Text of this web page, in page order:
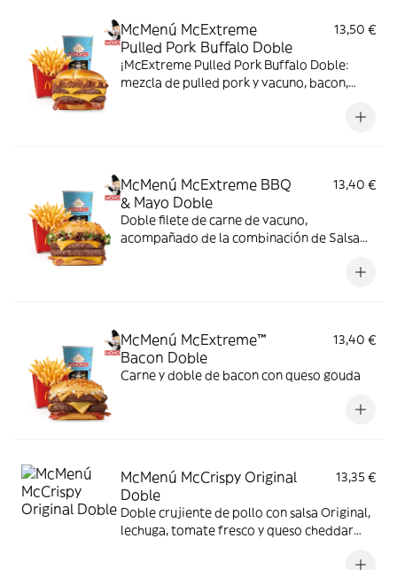
McMenú McExtreme
Pulled Pork Buffalo Doble
13,50 €
¡McExtreme Pulled Pork Buffalo Doble:
mezcla de pulled pork y vacuno, bacon,
McMenú McExtreme BBQ
& Mayo Doble
13,40 €
Doble filete de carne de vacuno,
acompañado de la combinación de Salsa
doble de cheddar, lechuga fresca y tiras de
McMenú McExtreme™
Bacon Doble
13,40 €
Carne y doble de bacon con queso gouda
McMenú McCrispy Original
Doble
13,35 €
Doble crujiente de pollo con salsa Original,
lechuga, tomate fresco y queso cheddar